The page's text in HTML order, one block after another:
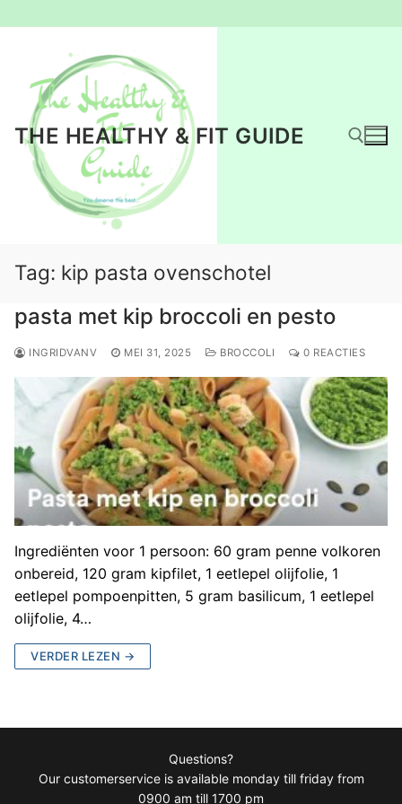
inhoud
THE HEALTHY & FIT GUIDE
Tag: kip pasta ovenschotel
pasta met kip broccoli en pesto
INGRIDVANV MEI 31, 2025 BROCCOLI 0 REACTIES
Ingrediënten voor 1 persoon: 60 gram penne volkoren
onbereid, 120 gram kipfilet, 1 eetlepel olijfolie, 1
eetlepel pompoenpitten, 5 gram basilicum, 1 eetlepel
olijfolie, 4…
VERDER LEZEN →
Questions?
Our customerservice is available monday till friday from
0900 am till 1700 pm